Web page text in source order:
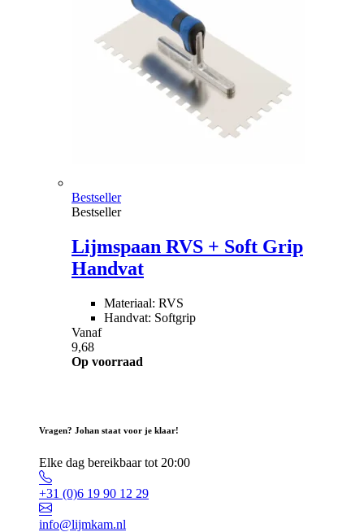
Bestseller
Bestseller
Lijmspaan RVS + Soft Grip
Handvat
Materiaal: RVS
Handvat: Softgrip
Vanaf
9,68
Op voorraad
Vragen? Johan staat voor je klaar!
Elke dag bereikbaar tot 20:00
+31 (0)6 19 90 12 29
info@lijmkam.nl